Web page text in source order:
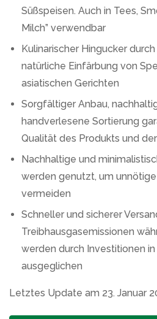
Süßspeisen. Auch in Tees,
Milch” verwendbar
Kulinarischer Hingucker
natürliche Einfärbung von
asiatischen Gerichten
Sorgfältiger Anbau,
handverlesene Sortierung
Qualität des Produkts und
Nachhaltige und
werden genutzt, um
vermeiden
Schneller und sicherer
Treibhausgasemissionen
werden durch Investitionen
ausgeglichen
Letztes Update am 23. Januar